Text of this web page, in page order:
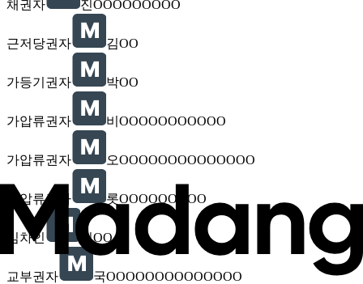
채권자 진OOOOOOOOO
근저당권자 김OO
가등기권자 박OO
가압류권자 비OOOOOOOOOOO
가압류권자 오OOOOOOOOOOOOOO
가압류권자 롯OOOOOOOOO
임차인 이OO
교부권자 국OOOOOOOOOOOOOO